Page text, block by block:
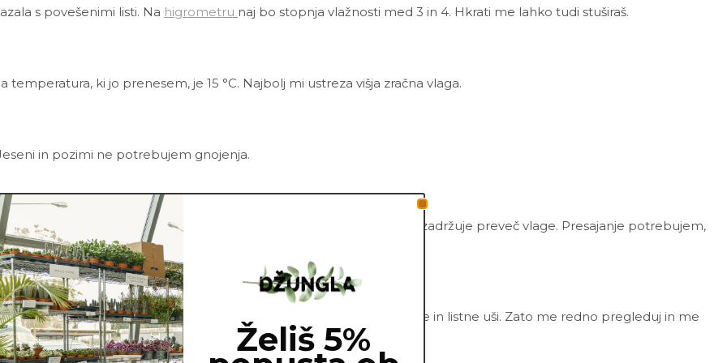
s povešenimi listi. Na higrometru naj bo stopnja vlažnosti med 3 in 4. Hkrati me lahko tudi stuširaš.
temperatura, ki jo prenesem, je 15 °C. Najbolj mi ustreza višja zračna vlaga.
in pozimi ne potrebujem gnojenja.
vsebuje še perlit, lubje, kokosovo šoto in oglje. Zato je zračna in ne zadržuje preveč vlage. Presajanje potrebujem,
bolezni in škodljivci. Najbolj pogosto me napadejo tripsi, pršice in listne uši. Zato me redno pregleduj in me
Neem tonikain vode. Želiš 5%